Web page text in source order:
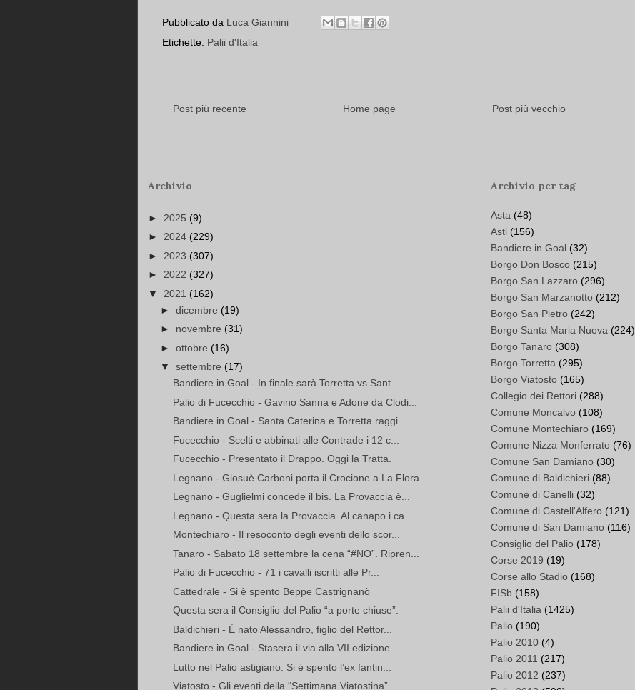
Pubblicato da Luca Giannini
Etichette: Palii d'Italia
Post più recente Post più vecchio
Home page
Archivio
► 2025 (9)
► 2024 (229)
► 2023 (307)
► 2022 (327)
▼ 2021 (162)
► dicembre (19)
► novembre (31)
► ottobre (16)
▼ settembre (17)
Bandiere in Goal - In finale sarà Torretta vs Sant...
Palio di Fucecchio - Gavino Sanna e Adone da Clodi...
Bandiere in Goal - Santa Caterina e Torretta raggi...
Fucecchio - Scelti e abbinati alle Contrade i 12 c...
Fucecchio - Presentato il Drappo. Oggi la Tratta.
Legnano - Giosuè Carboni porta il Crocione a La Flora
Legnano - Guglielmi concede il bis. La Provaccia è...
Legnano - Questa sera la Provaccia. Al canapo i ca...
Montechiaro - Il resoconto degli eventi dello scor...
Tanaro - Sabato 18 settembre la cena “#NO”. Ripren...
Palio di Fucecchio - 71 i cavalli iscritti alle Pr...
Cattedrale - Si è spento Beppe Castrignanò
Questa sera il Consiglio del Palio “a porte chiuse”.
Baldichieri - È nato Alessandro, figlio del Rettor...
Bandiere in Goal - Stasera il via alla VII edizione
Lutto nel Palio astigiano. Si è spento l’ex fantin...
Viatosto - Gli eventi della “Settimana Viatostina”
Archivio per tag
Asta (48)
Asti (156)
Bandiere in Goal (32)
Borgo Don Bosco (215)
Borgo San Lazzaro (296)
Borgo San Marzanotto (212)
Borgo San Pietro (242)
Borgo Santa Maria Nuova (224)
Borgo Tanaro (308)
Borgo Torretta (295)
Borgo Viatosto (165)
Collegio dei Rettori (288)
Comune Moncalvo (108)
Comune Montechiaro (169)
Comune Nizza Monferrato (76)
Comune San Damiano (30)
Comune di Baldichieri (88)
Comune di Canelli (32)
Comune di Castell'Alfero (121)
Comune di San Damiano (116)
Consiglio del Palio (178)
Corse 2019 (19)
Corse allo Stadio (168)
FISb (158)
Palii d'Italia (1425)
Palio (190)
Palio 2010 (4)
Palio 2011 (217)
Palio 2012 (237)